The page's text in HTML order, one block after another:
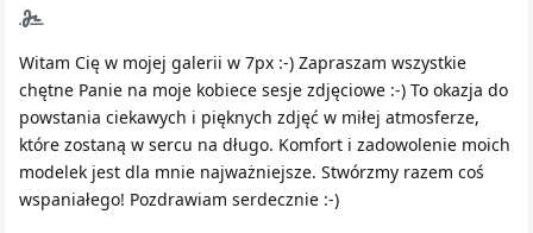
Witam Cię w mojej galerii w 7px :-) Zapraszam wszystkie
chętne Panie na moje kobiece sesje zdjęciowe :-) To okazja do
powstania ciekawych i pięknych zdjęć w miłej atmosferze,
które zostaną w sercu na długo. Komfort i zadowolenie moich
modelek jest dla mnie najważniejsze. Stwórzmy razem coś
wspaniałego! Pozdrawiam serdecznie :-)